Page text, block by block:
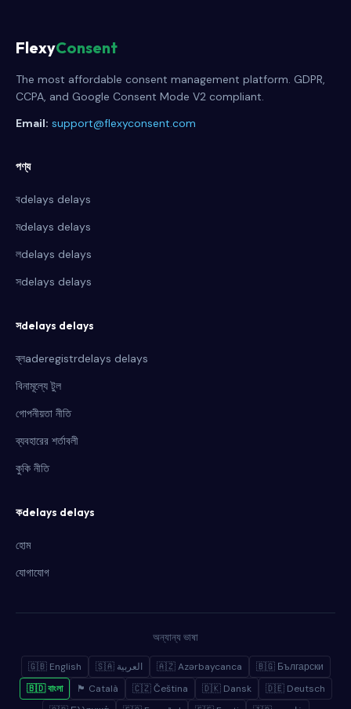
FlexyConsent
The most affordable consent management platform. GDPR,
CCPA, and Google Consent Mode V2 compliant.
Email: support@flexyconsent.com
পণ্য
বdelays delays
মdelays delays
লdelays delays
সdelays delays
সdelays delays
ব্লaderegistrdelays delays
বিনামূল্যে টুল
গোপনীয়তা নীতি
ব্যবহারের শর্তাবলী
কুকি নীতি
কdelays delays
হোম
যোগাযোগ
অন্যান্য ভাষা
🇬🇧 English 🇸🇦 العربية 🇦🇿 Azərbaycanca
🇧🇬 Български
🇧🇩 বাংলা
🏴 Català 🇨🇿 Čeština 🇩🇰 Dansk
🇩🇪 Deutsch